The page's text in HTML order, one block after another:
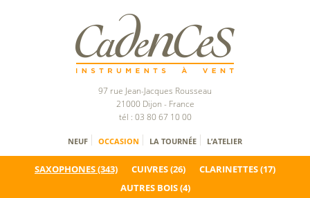
97 rue Jean-Jacques Rousseau
21000 Dijon - France
tél : 03 80 67 10 00
NEUF OCCASION LA TOURNÉE L’ATELIER
SAXOPHONES(343) CUIVRES(26) CLARINETTES(17)
AUTRES BOIS(4)